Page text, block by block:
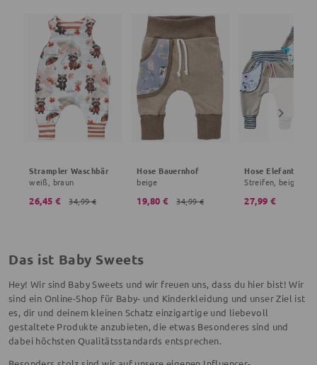
Strampler Waschbär
weiß, braun
26,45 € 34,99 €
Hose Bauernhof
beige
19,80 € 34,99 €
Hose Elefant
Streifen, beige
27,99 €
Das ist Baby Sweets
Hey! Wir sind Baby Sweets und wir freuen uns, dass du hier bist! Wir
sind ein Online-Shop für Baby- und Kinderkleidung und unser Ziel ist
es, dir und deinem kleinen Schatz einzigartige und liebevoll
gestaltete Produkte anzubieten, die etwas Besonderes sind und
dabei höchsten Qualitätsstandards entsprechen.